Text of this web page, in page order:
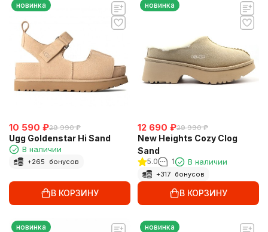
новинка
10 590 ₽29 990 ₽
Ugg Goldenstar Hi Sand
В наличии
+265 бонусов
В КОРЗИНУ
новинка
12 690 ₽29 990 ₽
New Heights Cozy Clog
Sand
5.0 1 В наличии
+317 бонусов
В КОРЗИНУ
новинка новинка